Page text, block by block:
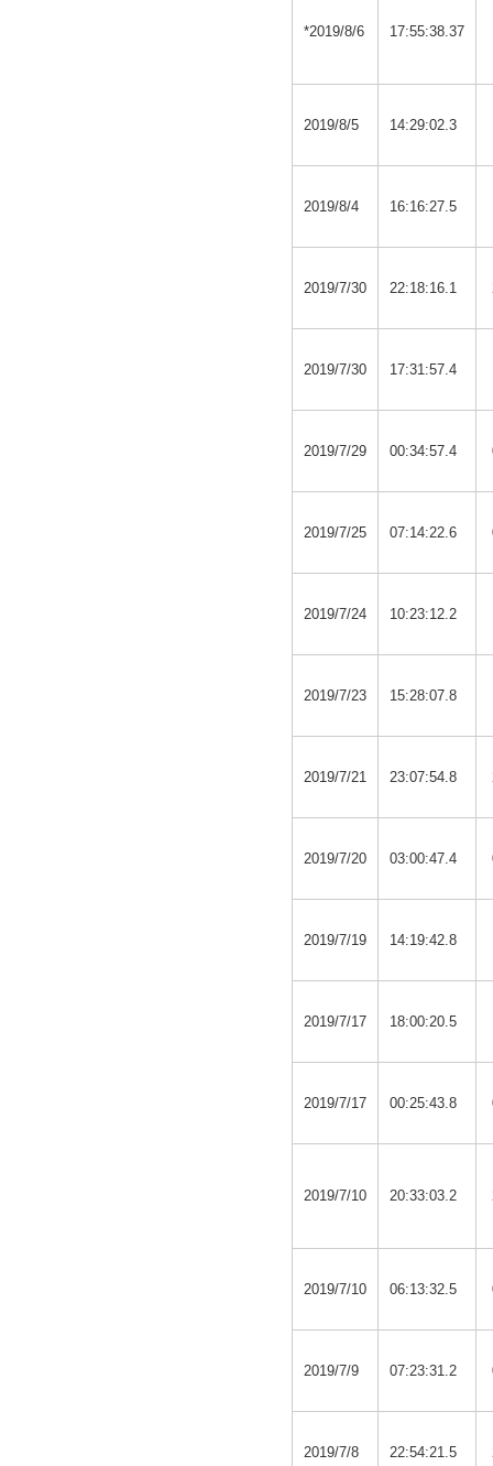
*2019/8/6 17:55:38.37
2019/8/5 14:29:02.3
2019/8/4 16:16:27.5
2019/7/30 22:18:16.1
2019/7/30 17:31:57.4
2019/7/29 00:34:57.4
2019/7/25 07:14:22.6
2019/7/24 10:23:12.2
2019/7/23 15:28:07.8
2019/7/21 23:07:54.8
2019/7/20 03:00:47.4
2019/7/19 14:19:42.8
2019/7/17 18:00:20.5
2019/7/17 00:25:43.8
2019/7/10 20:33:03.2
2019/7/10 06:13:32.5
2019/7/9 07:23:31.2
2019/7/8 22:54:21.5